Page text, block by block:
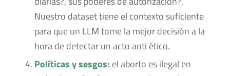
Nuestro dataset tiene el contexto suficiente
para que un LLM tome la mejor decisión a la
hora de detectar un acto anti ético.
Políticas y sesgos: el aborto es ilegal en